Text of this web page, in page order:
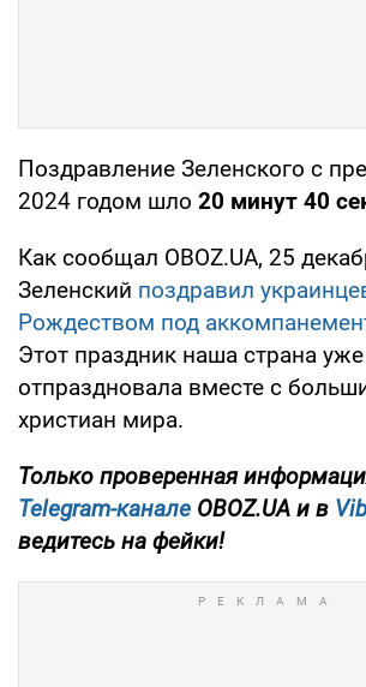
Поздравление Зеленского с
2024 годом шло 20 минут 40
Как сообщал OBOZ.UA, 25
Зеленский поздравил
Рождеством под
Этот праздник наша страна
отпраздновала вместе с
христиан мира.
Только проверенная
Telegram-канале OBOZ.UA и в
ведитесь на фейки!